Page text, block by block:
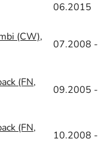
06.2015
(CW),
07.2008 -
(FN,
09.2005 -
(FN,
10.2008 -